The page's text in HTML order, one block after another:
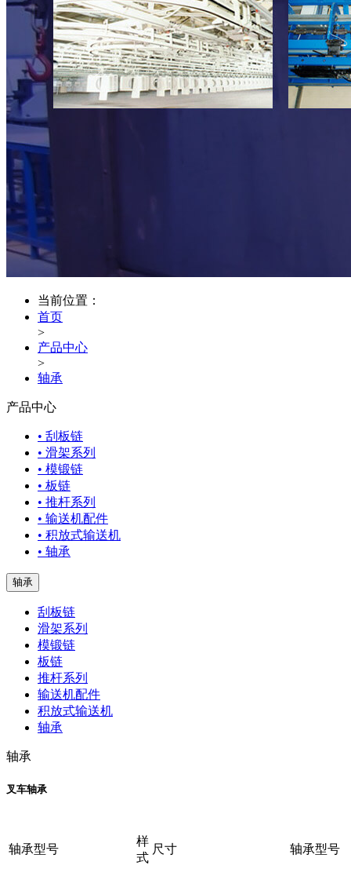
当前位置：
首页
>
产品中心
>
轴承
产品中心
• 刮板链
• 滑架系列
• 模锻链
• 板链
• 推杆系列
• 输送机配件
• 积放式输送机
• 轴承
轴承
刮板链
滑架系列
模锻链
板链
推杆系列
输送机配件
积放式输送机
轴承
轴承
叉车轴承
轴承型号
样
式
尺寸 轴承型号